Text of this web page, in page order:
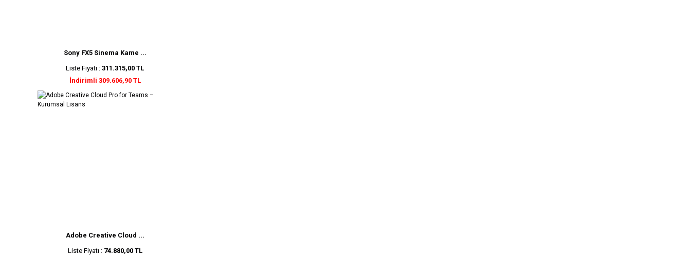
Sony FX5 Sinema Kame ...
Liste Fiyatı : 311.315,00 TL
İndirimli 309.606,90 TL
Adobe Creative Cloud ...
Liste Fiyatı : 74.880,00 TL